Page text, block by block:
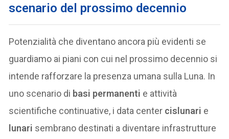
scenario del prossimo decennio
Potenzialità che diventano ancora più evidenti se
guardiamo ai piani con cui nel prossimo decennio si
intende rafforzare la presenza umana sulla Luna. In
uno scenario di basi permanenti e attività
scientifiche continuative, i data center cislunari e
lunari sembrano destinati a diventare infrastrutture